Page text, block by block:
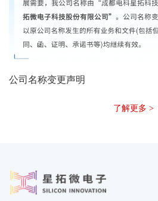
公司名称变更声明
了解更多 >